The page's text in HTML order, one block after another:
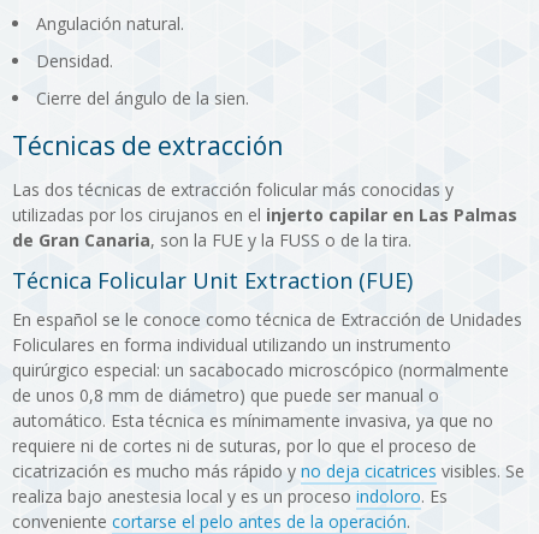
Angulación natural.
Densidad.
Cierre del ángulo de la sien.
Técnicas de extracción
Las dos técnicas de extracción folicular más conocidas y
utilizadas por los cirujanos en el injerto capilar en Las Palmas
de Gran Canaria, son la FUE y la FUSS o de la tira.
Técnica Folicular Unit Extraction (FUE)
En español se le conoce como técnica de Extracción de Unidades
Foliculares en forma individual utilizando un instrumento
quirúrgico especial: un sacabocado microscópico (normalmente
de unos 0,8 mm de diámetro) que puede ser manual o
automático. Esta técnica es mínimamente invasiva, ya que no
requiere ni de cortes ni de suturas, por lo que el proceso de
cicatrización es mucho más rápido y no deja cicatrices visibles. Se
realiza bajo anestesia local y es un proceso indoloro. Es
conveniente cortarse el pelo antes de la operación.